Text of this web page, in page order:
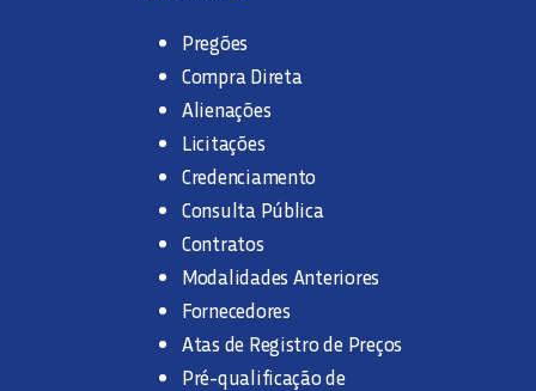
Pregões
Compra Direta
Alienações
Licitações
Credenciamento
Consulta Pública
Contratos
Modalidades Anteriores
Fornecedores
Atas de Registro de Preços
Pré-qualificação de